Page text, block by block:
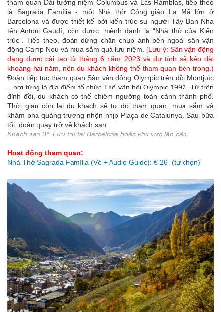
tham quan Đài tưởng niệm Columbus và Las Ramblas, tiếp theo
là Sagrada Família - một Nhà thờ Công giáo La Mã lớn ở
Barcelona và được thiết kế bởi kiến trúc sư người Tây Ban Nha
tên Antoni Gaudí, còn được. mệnh danh là “Nhà thờ của Kiến
trúc”. Tiếp theo, đoàn dừng chân chụp ảnh bên ngoài sân vận
động Camp Nou và mua sắm quà lưu niệm. (Lưu ý: Sân vận động
đang được cải tạo từ tháng 6 năm 2023 và dự tính sẽ kéo dài
khoảng hai năm, nên du khách không thể tham quan bên trong.)
Đoàn tiếp tục tham quan Sân vận động Olympic trên đồi Montjuïc
– nơi từng là địa điểm tổ chức Thế vận hội Olympic 1992. Từ trên
đỉnh đồi, du khách có thể chiêm ngưỡng toàn cảnh thành phố.
Thời gian còn lại du khach sẽ tự do tham quan, mua sắm và
khám phá quảng trường nhộn nhịp Plaça de Catalunya. Sau bữa
tối, đoàn quay trở về khách sạn.
Khách sạn 3*: Lưu trú tại Barcelona hoặc khu vực lân cận.
Hoạt động tham quan:
Nhà Thờ Sagrada Família (Vé + Audio Guide): € 26 (tự chọn)